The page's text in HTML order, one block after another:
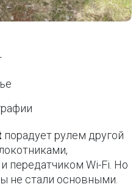
порадует рулем другой
передатчиком Wi-Fi. Но
не стали основными.